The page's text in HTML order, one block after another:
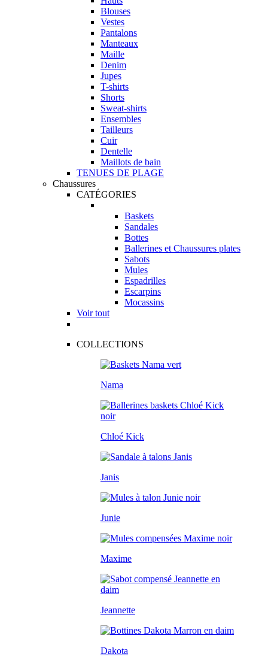
Blouses
Vestes
Pantalons
Manteaux
Maille
Denim
Jupes
T-shirts
Shorts
Sweat-shirts
Ensembles
Tailleurs
Cuir
Dentelle
Maillots de bain
TENUES DE PLAGE
Chaussures
CATÉGORIES
Baskets
Sandales
Bottes
Ballerines et Chaussures plates
Sabots
Mules
Espadrilles
Escarpins
Mocassins
Voir tout
COLLECTIONS
Nama
Chloé Kick
Janis
Junie
Maxime
Jeannette
Dakota